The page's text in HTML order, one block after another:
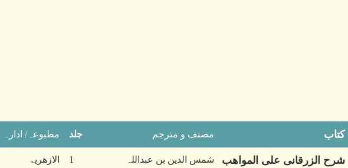
مطبوعہ/ ادارہ جلد مصنف و مترجم کتاب
الازھریۃ 1
شمس الدین بن عبداللہ
شرح الزرقانی علی المواھب